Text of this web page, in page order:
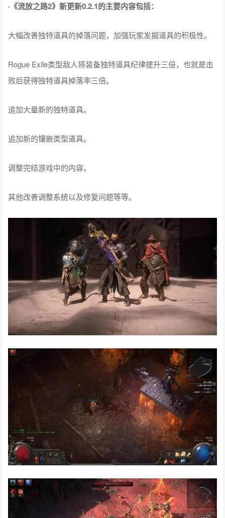
·《流放之路2》新更新0.2.1的主要内容包括：
大幅改善独特道具的掉落问题，加强玩家发掘道具的积极性。
Rogue Exile类型敌人将装备独特道具纪律提升三倍，也就是击
败后获得独特道具掉落率三倍。
追加大量新的独特道具。
追加新的镶嵌类型道具。
调整完结游戏中的内容。
其他改善调整系统以及修复问题等等。